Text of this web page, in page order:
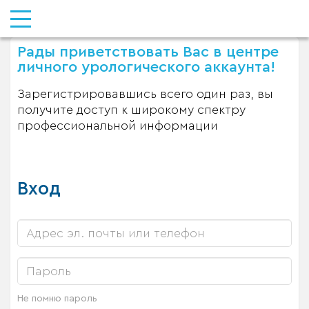
Рады приветствовать Вас в центре
личного урологического аккаунта!
Зарегистрировавшись всего один раз, вы
получите доступ к широкому спектру
профессиональной информации
Вход
Не помню пароль